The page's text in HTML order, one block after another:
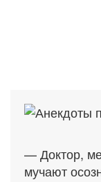
— Доктор,
мучают